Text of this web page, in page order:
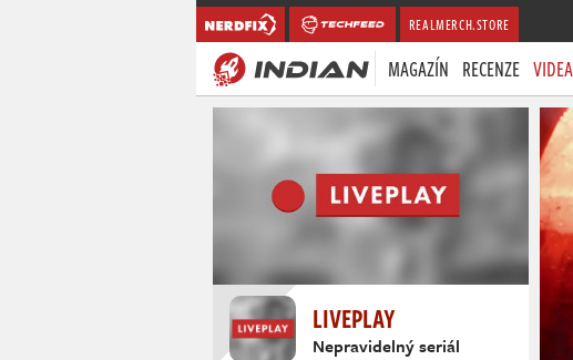
REALMERCH.STORE
MAGAZÍN RECENZE VIDEA
LIVEPLAY
Nepravidelný seriál